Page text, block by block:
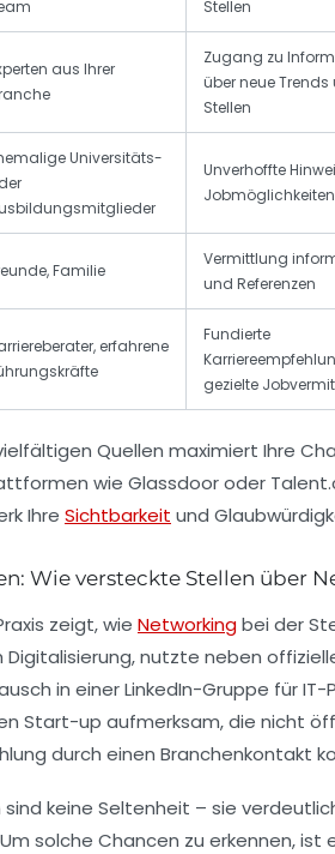
Stellen
aus Ihrer
Zugang zu
über neue
Stellen
Universitäts-
Unverhoffte
Jobmöglichkeiten
Familie
Vermittlung
und Referenzen
erfahrene
Fundierte
gezielte
Quellen maximiert Ihre
wie Glassdooroder
Ihre Sichtbarkeit und
Wie versteckte Stellen über
zeigt, wie Networkingbei der
Digitalisierung, nutzte neben
in einer LinkedIn-Gruppe für
Start-up aufmerksam, die nicht
durch einen Branchenkontakt
keine Seltenheit – sie
solche Chancen zu erkennen,